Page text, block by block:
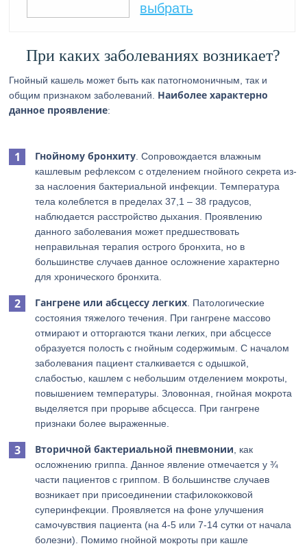
выбрать
При каких заболеваниях возникает?
Гнойный кашель может быть как патогномоничным, так и
общим признаком заболеваний. Наиболее характерно
данное проявление:
Гнойному бронхиту . Сопровождается влажным
кашлевым рефлексом с отделением гнойного секрета из-
за наслоения бактериальной инфекции. Температура
тела колеблется в пределах 37,1 – 38 градусов,
наблюдается расстройство дыхания. Проявлению
данного заболевания может предшествовать
неправильная терапия острого бронхита, но в
большинстве случаев данное осложнение характерно
для хронического бронхита.
Гангрене или абсцессу легких . Патологические
состояния тяжелого течения. При гангрене массово
отмирают и отторгаются ткани легких, при абсцессе
образуется полость с гнойным содержимым. С началом
заболевания пациент сталкивается с одышкой,
слабостью, кашлем с небольшим отделением мокроты,
повышением температуры. Зловонная, гнойная мокрота
выделяется при прорыве абсцесса. При гангрене
признаки более выраженные.
Вторичной бактериальной пневмонии , как
осложнению гриппа. Данное явление отмечается у ¾
части пациентов с гриппом. В большинстве случаев
возникает при присоединении стафилококковой
суперинфекции. Проявляется на фоне улучшения
самочувствия пациента (на 4-5 или 7-14 сутки от начала
болезни). Помимо гнойной мокроты при кашле